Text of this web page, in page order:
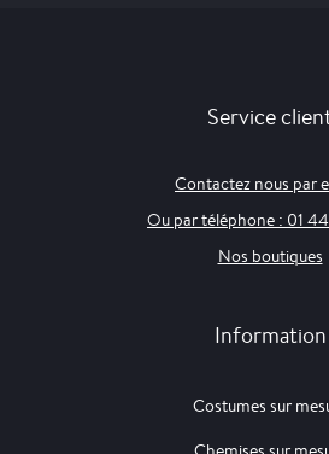
Service
Contactez nous par
Ou par téléphone : 01
Nos boutiques
Information
Costumes sur